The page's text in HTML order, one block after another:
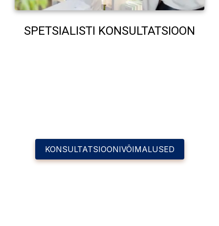
SPETSIALISTI KONSULTATSIOON
KONSULTATSIOONIVÕIMALUSED